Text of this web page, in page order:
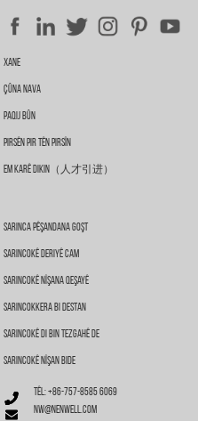
Xane
Çûna Nava
Paqij Bûn
Pirsên Pir Tên Pirsîn
Em Karê Dikin（人才引进）
Sarincokê Deriyê Cam
Sarincokê Nîşana Qeşayê
Sarincokkera Bi Destan
Sarincokê Di Bin Tezgahê De
Sarincokê Nîşan Bide
Têl: +86-757-8585 6069